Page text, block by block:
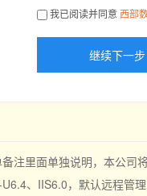
我已阅读并同意西部
继续下一步
注里面单独说明，本公司
、IIS6.0，默认远程管